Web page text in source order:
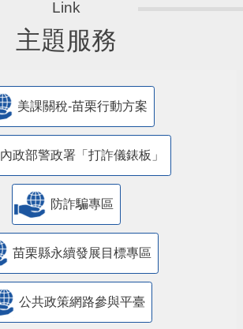
主題服務
美課關稅-苗栗行動方案
內政部警政署「打詐儀錶板」
防詐騙專區
苗栗縣永續發展目標專區
公共政策網路參與平臺